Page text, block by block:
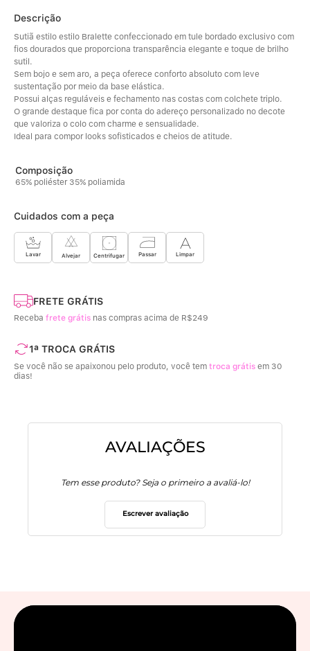
Descrição
Sutiã estilo estilo Bralette confeccionado em tule bordado exclusivo com
fios dourados que proporciona transparência elegante e toque de brilho
sutil.
Sem bojo e sem aro, a peça oferece conforto absoluto com leve
sustentação por meio da base elástica.
Possui alças reguláveis e fechamento nas costas com colchete triplo.
O grande destaque fica por conta do adereço personalizado no decote
que valoriza o colo com charme e sensualidade.
Ideal para compor looks sofisticados e cheios de atitude.
65% poliéster 35% poliamida
Cuidados com a peça
Lavar Alvejar Centrifugar Passar Limpar
FRETE GRÁTIS
Receba frete grátis nas compras acima de R$249
1ª TROCA GRÁTIS
Se você não se apaixonou pelo produto, você tem troca grátis em 30
dias!
AVALIAÇÕES
Tem esse produto? Seja o primeiro a avaliá-lo!
Escrever avaliação